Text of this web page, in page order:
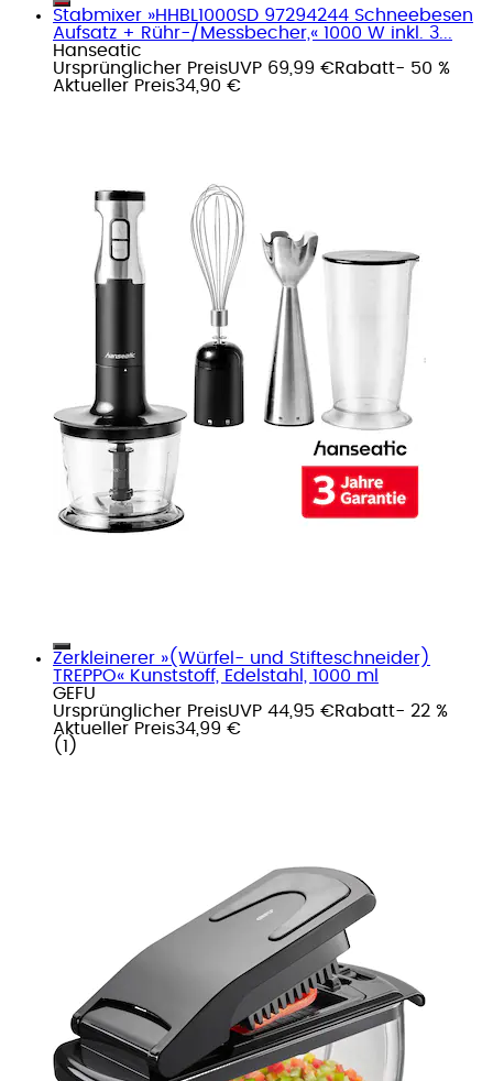
Stabmixer »HHBL1000SD 97294244 Schneebesen
Aufsatz + Rühr-/Messbecher,« 1000 W inkl. 3...
Hanseatic
Ursprünglicher PreisUVP 69,99 €Rabatt- 50 %
Aktueller Preis34,90 €
Zerkleinerer »(Würfel- und Stifteschneider)
TREPPO« Kunststoff, Edelstahl, 1000 ml
GEFU
Ursprünglicher PreisUVP 44,95 €Rabatt- 22 %
Aktueller Preis34,99 €
( 1 )